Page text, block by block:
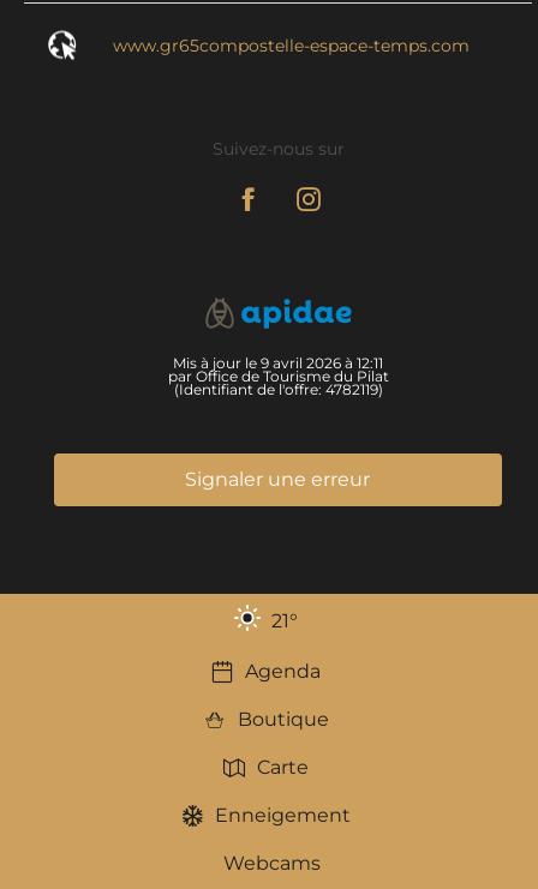
www.gr65compostelle-espace-temps.com
Suivez-nous sur
Mis à jour le 9 avril 2026 à 12:11
par Office de Tourisme du Pilat
(Identifiant de l'offre: 4782119)
Signaler une erreur
21°
Agenda
Boutique
Carte
Enneigement
Webcams